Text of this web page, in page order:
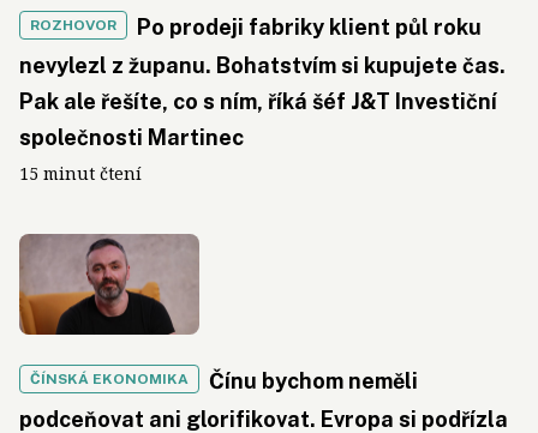
ROZHOVOR
Po prodeji fabriky klient půl roku
nevylezl z županu. Bohatstvím si kupujete čas.
Pak ale řešíte, co s ním, říká šéf J&T Investiční
společnosti Martinec
15 minut čtení
ČÍNSKÁ EKONOMIKA
Čínu bychom neměli
podceňovat ani glorifikovat. Evropa si podřízla